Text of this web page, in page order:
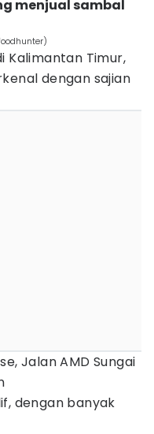
menjual sambal
Kalimantan Timur,
dengan sajian
Jalan AMD Sungai
dengan banyak